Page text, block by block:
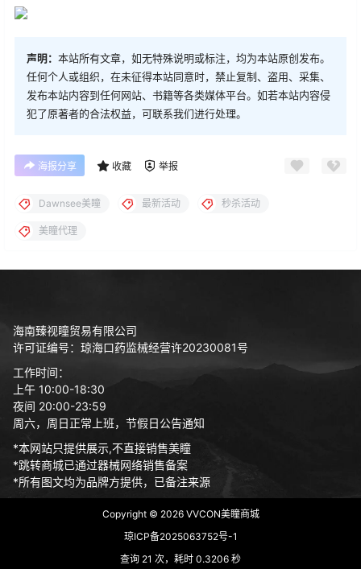
声明： 本站所有文章，如无特殊说明或标注，均为本站原创发布。
任何个人或组织，在未征得本站同意时，禁止复制、盗用、采集、
发布本站内容到任何网站、书籍等各类媒体平台。如若本站内容侵
犯了原著者的合法权益，可联系我们进行处理。
海报分享 收藏 举报
Dawnsee美瞳 最新活动 秒杀活动
美瞳代理
海南臻视瞳贸易有限公司
许可证编号：琼海口药监械经营许20230081号
工作时间：
上午 10:00-18:30
夜间 20:00-23:59
周六，周日正常上班，节假日公告通知
*本网站只提供展示,不直接销售美瞳
*跳转商城已通过器械网络销售备案
*所有图文均为品牌方提供，已备注来源
Copyright © 2026VVCON美瞳商城
琼ICP备2025063752号-1
查询 21 次，耗时 0.3206 秒